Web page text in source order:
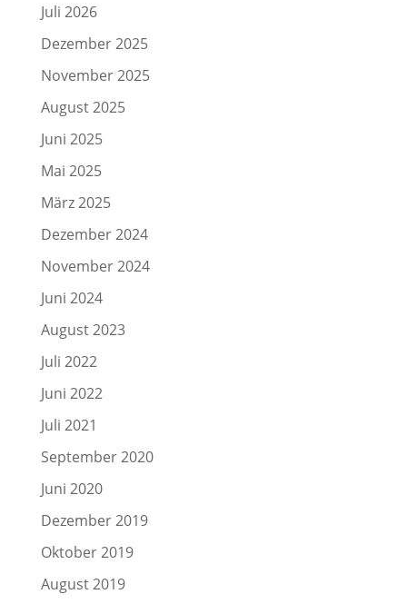
Juli 2026
Dezember 2025
November 2025
August 2025
Juni 2025
Mai 2025
März 2025
Dezember 2024
November 2024
Juni 2024
August 2023
Juli 2022
Juni 2022
Juli 2021
September 2020
Juni 2020
Dezember 2019
Oktober 2019
August 2019